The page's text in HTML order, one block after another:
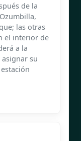
de la
las otras
el interior de
a la
asignar su